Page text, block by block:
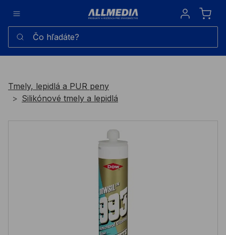
Sign in
Čo hľadáte?
Tmely, lepidlá a PUR peny
Silikónové tmely a lepidlá